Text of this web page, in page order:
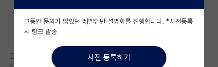
자유 게시판(아무개랩)
미국 유학 게시판
미국 대학원 합격 후기 게시판
돈 많이 주고 랩미팅은 석사들만 주 1회, 학부연구생들은 랩미팅이나 지도
그동안 문의가 많았던 레벨업반 설명회를 진행합니다. *사전등록
시 링크 발송
사전 등록하기